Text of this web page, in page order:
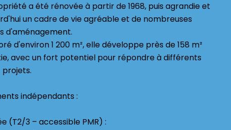
a été rénovée à partir de 1968, puis agrandie et
un cadre de vie agréable et de nombreuses
d'aménagement.
d'environ 1 200 m², elle développe près de 158 m²
avec un fort potentiel pour répondre à différents
projets.
indépendants :
(T2/3 – accessible PMR) :